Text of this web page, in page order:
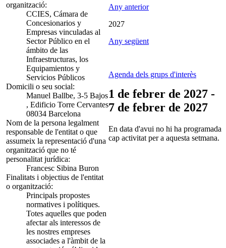
organització:
CCIES, Cámara de
Concesionarios y
Empresas vinculadas al
Sector Público en el
ámbito de las
Infraestructuras, los
Equipamientos y
Servicios Públicos
Domicili o seu social:
Manuel Ballbe, 3-5 Bajos
, Edificio Torre Cervantes
08034 Barcelona
Nom de la persona legalment
responsable de l'entitat o que
assumeix la representació d'una
organització que no té
personalitat jurídica:
Francesc Sibina Buron
Finalitats i objectius de l'entitat
o organització:
Principals propostes
normatives i polítiques.
Totes aquelles que poden
afectar als interessos de
les nostres empreses
associades a l'àmbit de la
Any anterior
2027
Any següent
Agenda dels grups d'interès
1 de febrer de 2027 -
7 de febrer de 2027
En data d'avui no hi ha programada
cap activitat per a aquesta setmana.